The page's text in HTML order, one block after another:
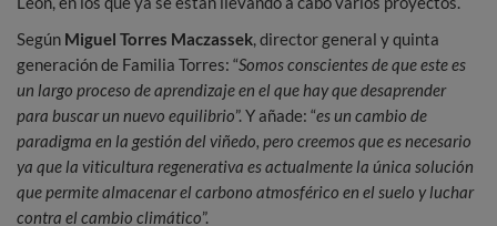
Según Miguel Torres Maczassek, director general y quinta
generación de Familia Torres: “Somos conscientes de que este es
un largo proceso de aprendizaje en el que hay que desaprender
para buscar un nuevo equilibrio”. Y añade: “es un cambio de
paradigma en la gestión del viñedo, pero creemos que es necesario
ya que la viticultura regenerativa es actualmente la única solución
que permite almacenar el carbono atmosférico en el suelo y luchar
contra el cambio climático”.